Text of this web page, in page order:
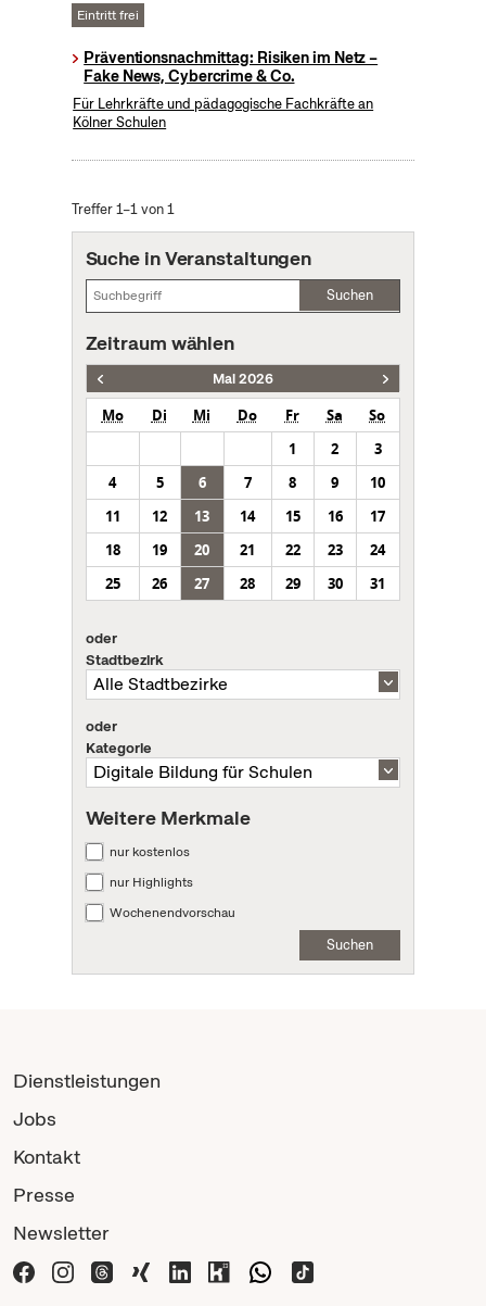
Eintritt frei
Präventionsnachmittag: Risiken im Netz –
Fake News, Cybercrime & Co.
Für Lehrkräfte und pädagogische Fachkräfte an
Kölner Schulen
Treffer 1–1 von 1
Suche in Veranstaltungen
Suchen
Zeitraum wählen
Mai 2026
Mo Di Mi Do Fr Sa
So
1
2
3
4
5 6 7 8 9
10
11
12 13 14 15 16
17
18
19 20 21 22 23
24
25
26 27 28 29 30 31
oder
Stadtbezirk
oder
Kategorie
Weitere Merkmale
nur kostenlos
nur Highlights
Wochenendvorschau
Suchen
Dienstleistungen
Jobs
Kontakt
Presse
Newsletter